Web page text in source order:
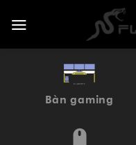
Bàn gaming